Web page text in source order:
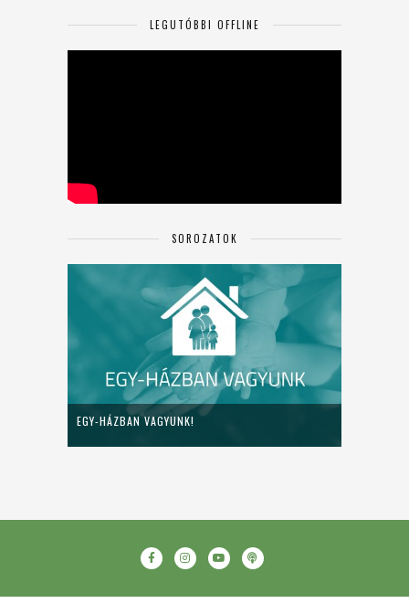
LEGUTÓBBI OFFLINE
SOROZATOK
EGY-HÁZBAN VAGYUNK!